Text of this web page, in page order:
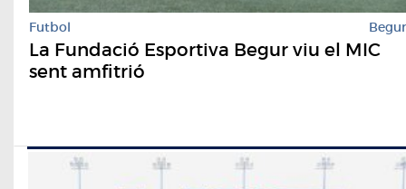
Futbol Begur
La Fundació Esportiva Begur viu el MIC
sent amfitrió